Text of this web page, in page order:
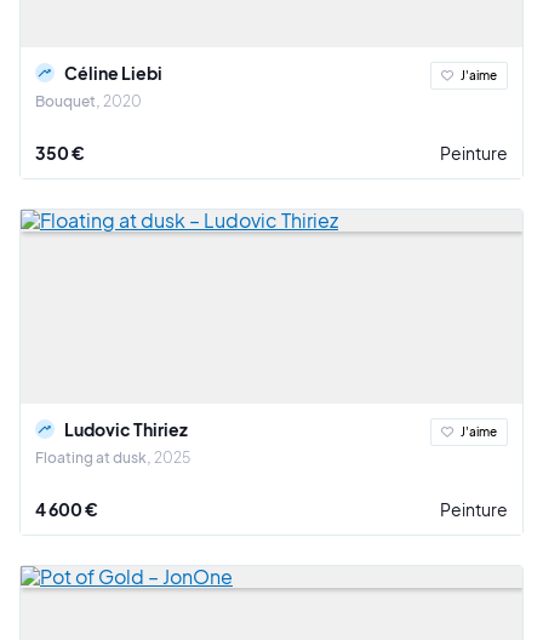
Céline Liebi
Bouquet 2020
J'aime
350 € Peinture
Ludovic Thiriez
Floating at dusk 2025
J'aime
4 600 € Peinture